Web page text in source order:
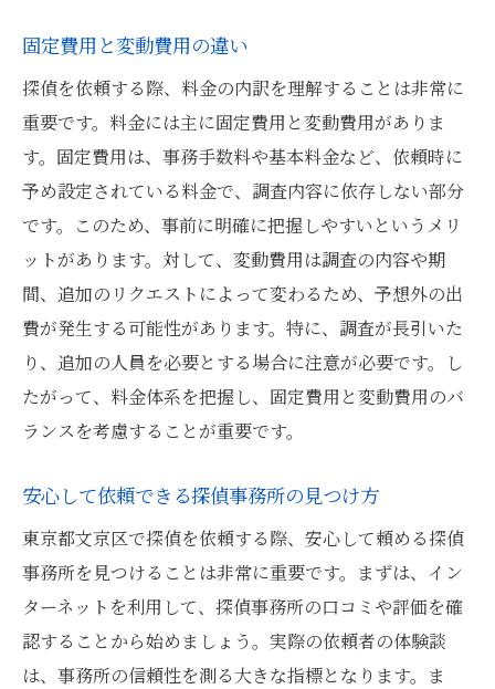
固定費用と変動費用の違い
探偵を依頼する際、料金の内訳を理解することは非常に
重要です。料金には主に固定費用と変動費用がありま
す。固定費用は、事務手数料や基本料金など、依頼時に
予め設定されている料金で、調査内容に依存しない部分
です。このため、事前に明確に把握しやすいというメリ
ットがあります。対して、変動費用は調査の内容や期
間、追加のリクエストによって変わるため、予想外の出
費が発生する可能性があります。特に、調査が長引いた
り、追加の人員を必要とする場合に注意が必要です。し
たがって、料金体系を把握し、固定費用と変動費用のバ
ランスを考慮することが重要です。
安心して依頼できる探偵事務所の見つけ方
東京都文京区で探偵を依頼する際、安心して頼める探偵
事務所を見つけることは非常に重要です。まずは、イン
ターネットを利用して、探偵事務所の口コミや評価を確
認することから始めましょう。実際の依頼者の体験談
は、事務所の信頼性を測る大きな指標となります。ま